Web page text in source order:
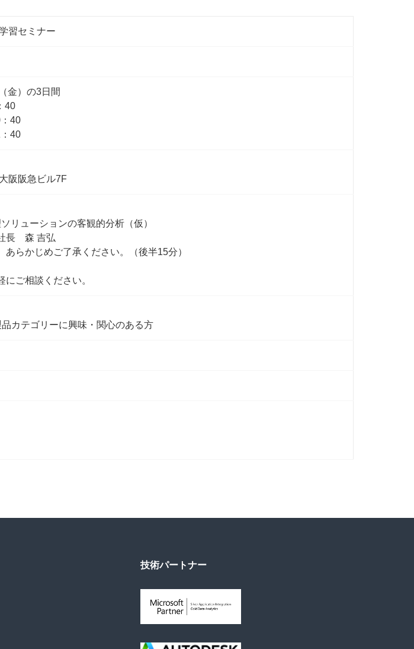
習セミナー
金）の3日間
40
40
40
阪阪急ビル7F
リューションの客観的分析（仮）
長 森 吉弘
らかじめご了承ください。（後半15分）
ご相談ください。
カテゴリーに興味・関心のある方
技術パートナー